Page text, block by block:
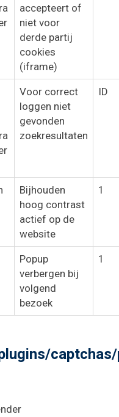
accepteert of
niet voor
derde partij
cookies
(iframe)
Voor correct
loggen niet
gevonden
zoekresultaten
ID
Bijhouden
hoog contrast
actief op de
website
1
Popup
verbergen bij
volgend
bezoek
1